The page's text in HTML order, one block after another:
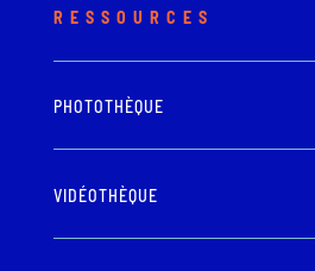
RESSOURCES
PHOTOTHÈQUE
VIDÉOTHÈQUE